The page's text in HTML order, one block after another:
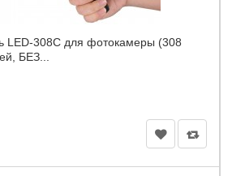
LED-308C для фотокамеры (308
БЕЗ...